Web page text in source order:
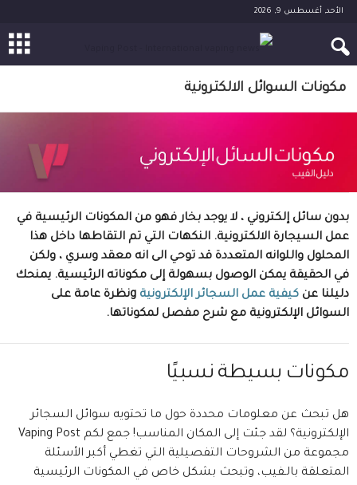
الأحد, أغسطس 9, 2026
مكونات السوائل الالكترونية
بدون سائل إلكتروني ، لا يوجد بخار فهو من المكونات الرئيسية في
عمل السيجارة الالكترونية. النكهات التي تم التقاطها داخل هذا
المحلول واللوانه المتعددة قد توحي الى انه معقد وسري ، ولكن
في الحقيقة يمكن الوصول بسهولة إلى مكوناته الرئيسية. يمنحك
دليلنا عن كيفية عمل السجائر الإلكترونية
gنظرة عامة على
السوائل الإلكترونية مع شرح مفصل لمكوناتها.
مكونات بسيطة نسبيًا
هل تبحث عن معلومات محددة حول ما تحتويه سوائل السجائر
الإلكترونية؟ لقد جئت إلى المكان المناسب! جمع لكم Vaping Post
مجموعة من الشروحات التفصيلية التي تغطي أكبر الأسئلة
المتعلقة بالـفيب، وتبحث بشكل خاص في المكونات الرئيسية